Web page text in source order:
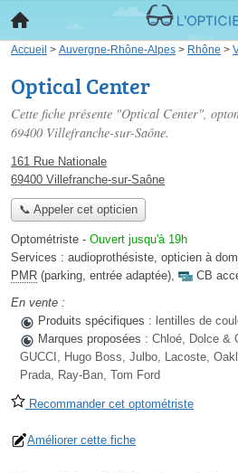
Accueil > Auvergne-Rhône-Alpes > Rhône >
Optical Center
Cette fiche présente "Optical Center",
69400 Villefranche-sur-Saône.
161 Rue Nationale
69400 Villefranche-sur-Saône
📞 Appeler cet opticien
Optométriste - Ouvert jusqu'à 19h
Services : audioprothésiste, opticien à
PMR (parking, entrée adaptée),
CB
En vente :
Produits spécifiques : lentilles de
Marques proposées : Chloé, Dolce &
GUCCI, Hugo Boss, Julbo, Lacoste,
Prada, Ray-Ban, Tom Ford
Recommander cet optométriste
Améliorer cette fiche